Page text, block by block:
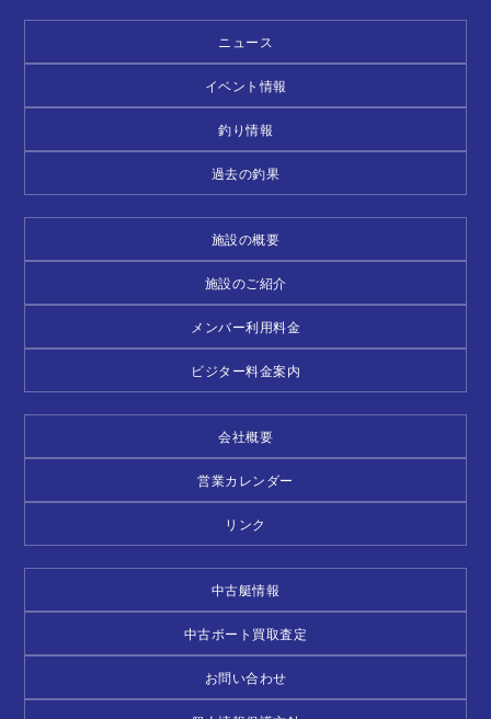
ニュース
イベント情報
釣り情報
過去の釣果
施設の概要
施設のご紹介
メンバー利用料金
ビジター料金案内
会社概要
営業カレンダー
リンク
中古艇情報
中古ボート買取査定
お問い合わせ